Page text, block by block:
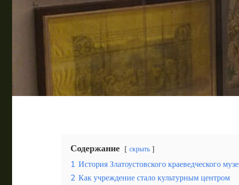
ОАЭ
Таиланд
Турция
Шри-Ланка
МореСодержание скрыть
1 История Златоустовского краеведческого
2 Как учреждение стало культурным центром